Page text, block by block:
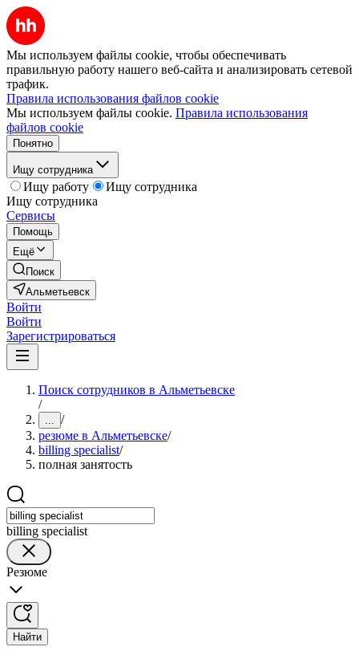
Мы используем файлы cookie, чтобы обеспечивать
правильную работу нашего веб-сайта и анализировать сетевой
трафик.
Правила использования файлов cookie
Мы используем файлы cookie. Правила использования
файлов cookie
Понятно
Ищу сотрудника
Ищу работу
Ищу сотрудника
Ищу сотрудника
Сервисы
Помощь
Ещё
Поиск
Альметьевск
Войти
Войти
Зарегистрироваться
Поиск сотрудников в Альметьевске
/
... /
резюме в Альметьевске/
billing specialist/
полная занятость
billing specialist
Резюме
Найти